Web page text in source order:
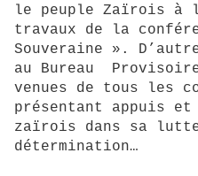
le peuple Zaïrois à
travaux de la
Souveraine ».
au Bureau
venues de tous les
présentant appuis et
zaïrois dans sa
détermination…